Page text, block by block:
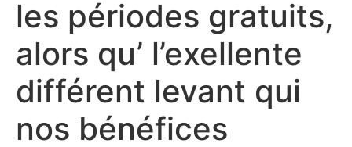
les périodes gratuits,
alors qu’ l’exellente
différent levant qui
nos bénéfices